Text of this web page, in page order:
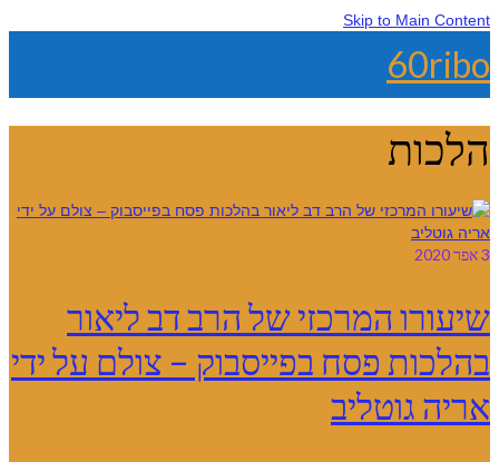
Skip to Main Content
60ribo
הלכות
3אפר 2020
שיעורו המרכזי של הרב דב ליאור
בהלכות פסח בפייסבוק – צולם על ידי
אריה גוטליב